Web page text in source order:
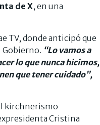
de X, en una
TV, donde anticipó que
“Lo vamos a
lo que nunca hicimos,
que tener cuidado”,
kirchnerismo
Cristina